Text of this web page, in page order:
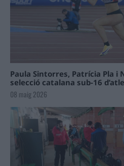
Paula Sintorres, Patrícia Pla i
selecció catalana sub-16
08 maig 2026